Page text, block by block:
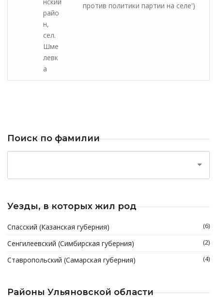
райо
н,
сел.
Шме
левк
а
против политики партии на селе')
Поиск по фамилии
Уезды, в которых жил род
Спасский (Казанская губерния) (6)
Сенгилеевский (Симбирская губерния) (2)
Ставропольский (Самарская губерния) (4)
Районы Ульяновской области